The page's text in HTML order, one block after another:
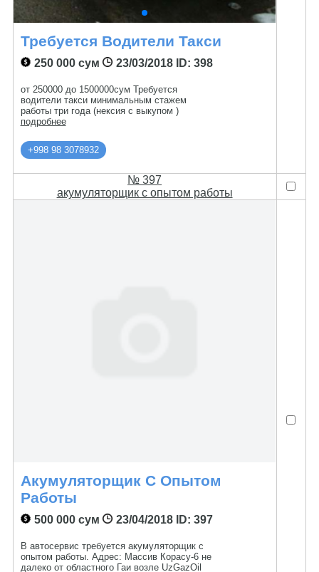
Требуется Водители Такси
250 000 сум 23/03/2018ID: 398
от 250000 до 1500000сум Требуется
водители такси минимальным стажем
работы три года (нексия с выкупом )
подробнее
+998 98 3078932
№ 397
акумуляторщик с опытом работы
Акумуляторщик С Опытом
Работы
500 000 сум 23/04/2018ID: 397
В автосервис требуется акумуляторщик с
опытом работы. Адрес: Массив Корасу-6 не
далеко от областного Гаи возле UzGazOil